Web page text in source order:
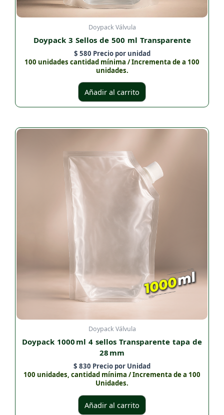
Doypack Válvula
Doypack 3 Sellos de 500 ml Transparente
$ 580 Precio por unidad
100 unidades cantidad mínima / Incrementa de a 100
unidades.
Añadir al carrito
Doypack Válvula
Doypack 1000 ml 4 sellos Transparente tapa de
28 mm
$ 830 Precio por Unidad
100 unidades, cantidad mínima / Incrementa de a 100
Unidades.
Añadir al carrito